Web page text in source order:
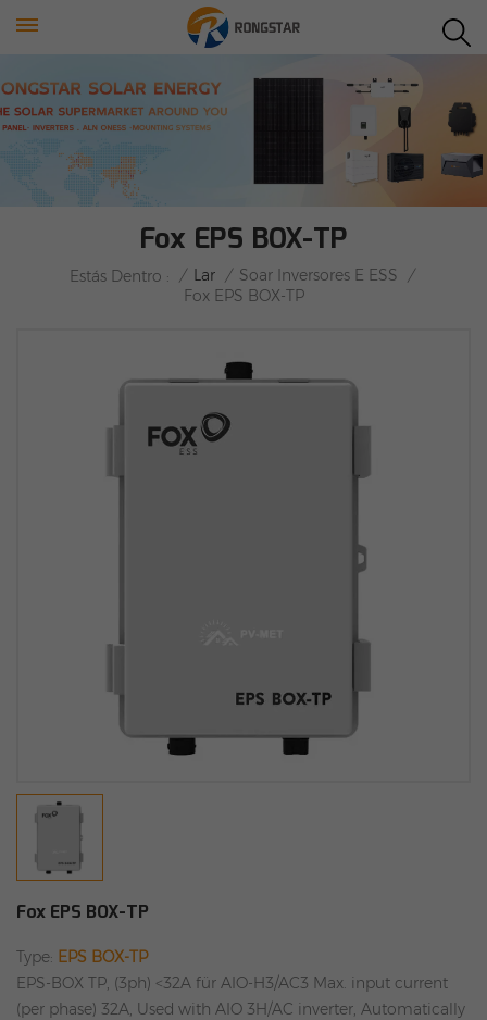
Fox EPS BOX-TP
Estás Dentro : / Lar / Soar Inversores E ESS
/
Fox EPS BOX-TP
Fox EPS BOX-TP
Type: EPS BOX-TP
EPS-BOX TP, (3ph) <32A für AIO-H3/AC3 Max. input current
(per phase) 32A, Used with AIO 3H/AC inverter, Automatically